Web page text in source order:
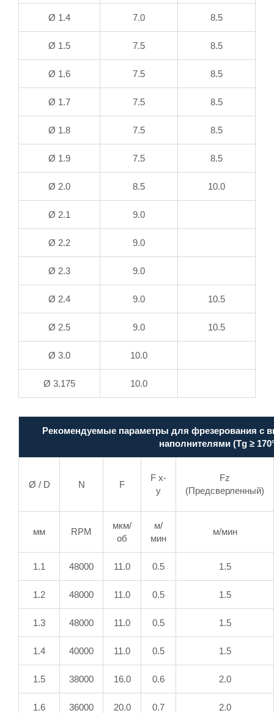
Ø 1.4 7.0 8.5
Ø 1.5 7.5 8.5
Ø 1.6 7.5 8.5
Ø 1.7 7.5 8.5
Ø 1.8 7.5 8.5
Ø 1.9 7.5 8.5
Ø 2.0 8.5 10.0
Ø 2.1 9.0
Ø 2.2 9.0
Ø 2.3 9.0
Ø 2.4 9.0 10.5
Ø 2.5 9.0 10.5
Ø 3.0 10.0
Ø 3.175 10.0
Рекомендуемые параметры для фрезерования с
наполнителями (Tg ≥
Ø / D N F
F x-
y
Fz
(Предсверленный)
мм RPM
мкм/
об
м/
мин
м/мин
1.1 48000 11.0 0.5 1.5
1.2 48000 11.0 0.5 1.5
1.3 48000 11.0 0.5 1.5
1.4 40000 11.0 0.5 1.5
1.5 38000 16.0 0.6 2.0
1.6 36000 20.0 0.7 2.0